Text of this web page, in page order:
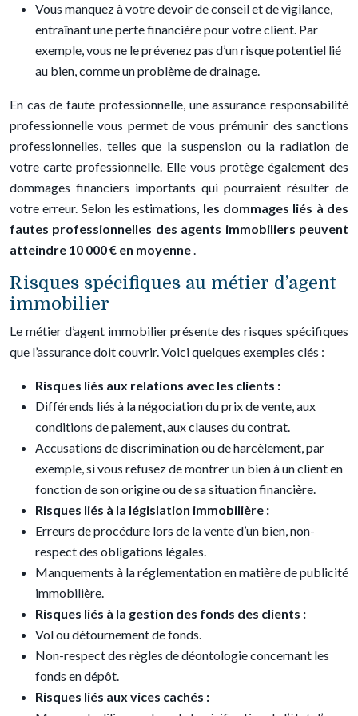
Vous manquez à votre devoir de conseil et de vigilance,
entraînant une perte financière pour votre client. Par
exemple, vous ne le prévenez pas d’un risque potentiel lié
au bien, comme un problème de drainage.
En cas de faute professionnelle, une assurance responsabilité
professionnelle vous permet de vous prémunir des sanctions
professionnelles, telles que la suspension ou la radiation de
votre carte professionnelle. Elle vous protège également des
dommages financiers importants qui pourraient résulter de
votre erreur. Selon les estimations, les dommages liés à des
fautes professionnelles des agents immobiliers peuvent
atteindre 10 000 € en moyenne.
Risques spécifiques au métier d’agent
immobilier
Le métier d’agent immobilier présente des risques spécifiques
que l’assurance doit couvrir. Voici quelques exemples clés :
Risques liés aux relations avec les clients :
Différends liés à la négociation du prix de vente, aux
conditions de paiement, aux clauses du contrat.
Accusations de discrimination ou de harcèlement, par
exemple, si vous refusez de montrer un bien à un client en
fonction de son origine ou de sa situation financière.
Risques liés à la législation immobilière :
Erreurs de procédure lors de la vente d’un bien, non-
respect des obligations légales.
Manquements à la réglementation en matière de publicité
immobilière.
Risques liés à la gestion des fonds des clients :
Vol ou détournement de fonds.
Non-respect des règles de déontologie concernant les
fonds en dépôt.
Risques liés aux vices cachés :